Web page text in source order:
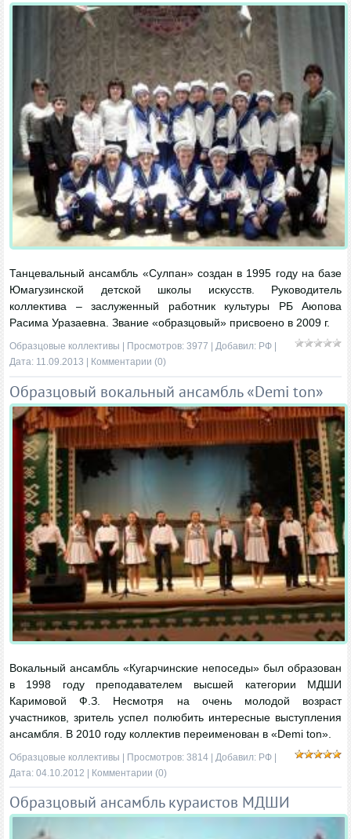
Танцевальный ансамбль «Сулпан» создан в 1995 году на базе
Юмагузинской детской школы искусств. Руководитель
коллектива – заслуженный работник культуры РБ Аюпова
Расима Уразаевна. Звание «образцовый» присвоено в 2009 г.
Образцовые коллективы | Просмотров: 3977 | Добавил: РФ
Дата: 11.09.2013 Комментарии (0)
Образцовый вокальный ансамбль «Demi ton»
Вокальный ансамбль «Кугарчинские непоседы» был образован
в 1998 году преподавателем высшей категории МДШИ
Каримовой Ф.З. Несмотря на очень молодой возраст
участников, зритель успел полюбить интересные выступления
ансамбля. В 2010 году коллектив переименован в «Demi ton».
Образцовые коллективы | Просмотров: 3814 | Добавил: РФ |
Дата: 04.10.2012 | Комментарии (0)
Образцовый ансамбль кураистов МДШИ